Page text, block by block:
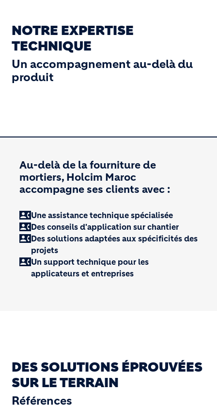
NOTRE EXPERTISE
TECHNIQUE
Un accompagnement au-delà du
produit
Au-delà de la fourniture de
mortiers, Holcim Maroc
accompagne ses clients avec :
contact_phone Une assistance technique spécialisée
contact_phone Des conseils d'application sur chantier
contact_phone Des solutions adaptées aux spécificités des
projets
contact_phone Un support technique pour les
applicateurs et entreprises
DES SOLUTIONS ÉPROUVÉES
SUR LE TERRAIN
Références